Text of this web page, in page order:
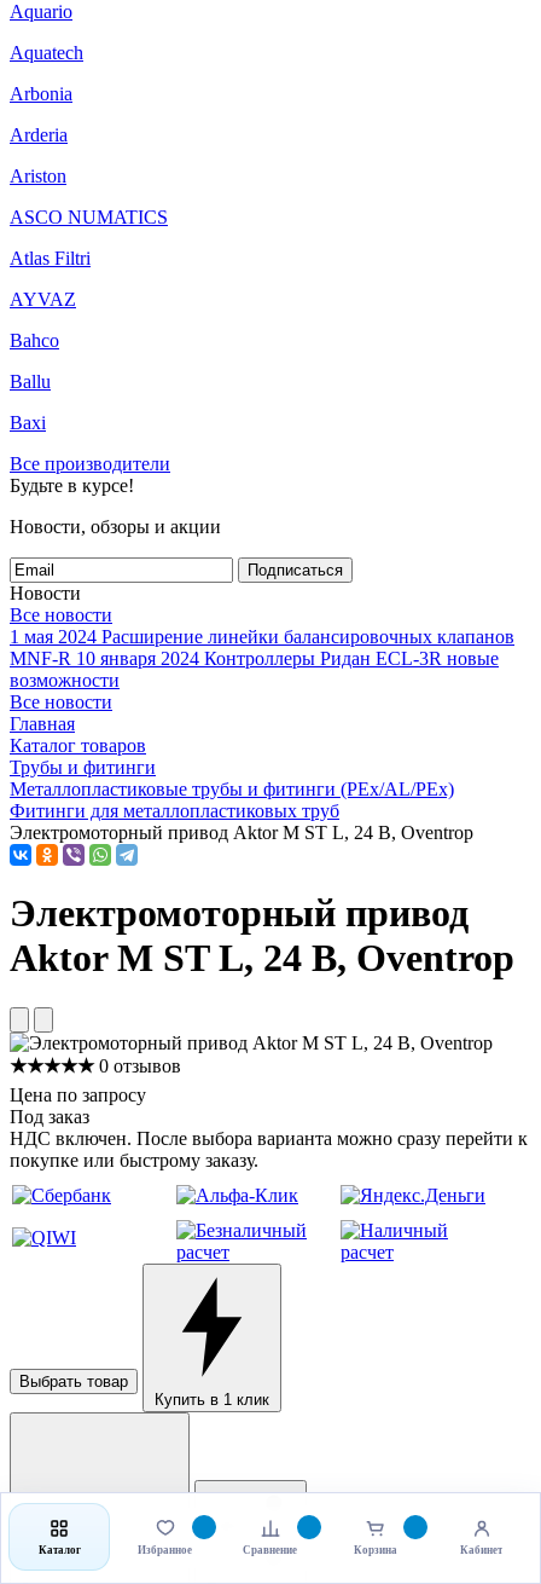
Aquario
Aquatech
Arbonia
Arderia
Ariston
ASCO NUMATICS
Atlas Filtri
AYVAZ
Bahco
Ballu
Baxi
Все производители
Будьте в курсе!
Новости, обзоры и акции
Подписаться
Новости
Все новости
1 мая 2024 Расширение линейки балансировочных клапанов
MNF-R 10 января 2024 Контроллеры Ридан ECL-3R новые
возможности
Все новости
Главная
Каталог товаров
Трубы и фитинги
Металлопластиковые трубы и фитинги (PEx/AL/PEx)
Фитинги для металлопластиковых труб
Электромоторный привод Aktor M ST L, 24 В, Oventrop
Электромоторный привод
Aktor M ST L, 24 В, Oventrop
★★★★★ 0 отзывов
Цена по запросу
Под заказ
НДС включен. После выбора варианта можно сразу перейти к
покупке или быстрому заказу.
Выбрать товар
Купить в 1 клик
Каталог Избранное Сравнение Корзина Кабинет